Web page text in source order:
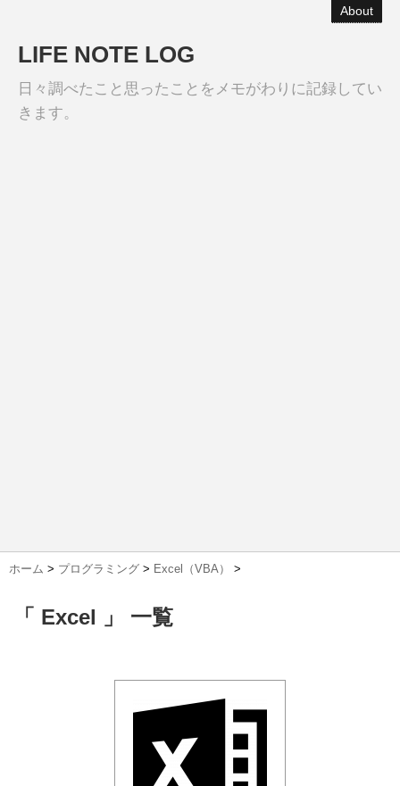
About
LIFE NOTE LOG
日々調べたこと思ったことをメモがわりに記録してい
きます。
ホーム > プログラミング > Excel（VBA） >
「 Excel 」 一覧